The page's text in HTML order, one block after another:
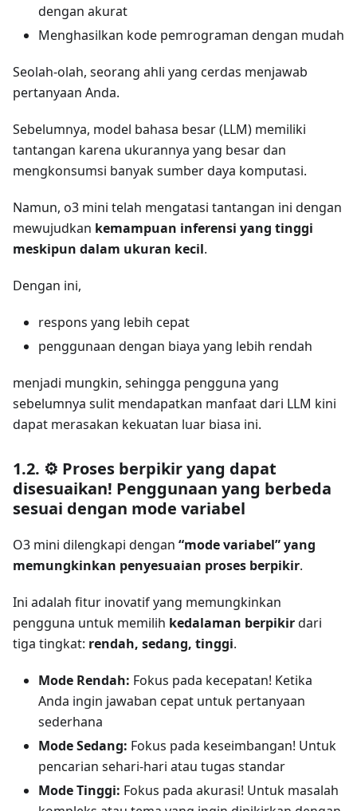
dengan akurat
Menghasilkan kode pemrograman dengan mudah
Seolah-olah, seorang ahli yang cerdas menjawab
pertanyaan Anda.
Sebelumnya, model bahasa besar (LLM) memiliki
tantangan karena ukurannya yang besar dan
mengkonsumsi banyak sumber daya komputasi.
Namun, o3 mini telah mengatasi tantangan ini dengan
mewujudkan kemampuan inferensi yang tinggi
meskipun dalam ukuran kecil.
Dengan ini,
respons yang lebih cepat
penggunaan dengan biaya yang lebih rendah
menjadi mungkin, sehingga pengguna yang
sebelumnya sulit mendapatkan manfaat dari LLM kini
dapat merasakan kekuatan luar biasa ini.
1.2. ⚙️ Proses berpikir yang dapat
disesuaikan! Penggunaan yang berbeda
sesuai dengan mode variabel
O3 mini dilengkapi dengan “mode variabel” yang
memungkinkan penyesuaian proses berpikir.
Ini adalah fitur inovatif yang memungkinkan
pengguna untuk memilih kedalaman berpikirdari
tiga tingkat: rendah, sedang, tinggi.
Mode Rendah: Fokus pada kecepatan! Ketika
Anda ingin jawaban cepat untuk pertanyaan
sederhana
Mode Sedang: Fokus pada keseimbangan! Untuk
pencarian sehari-hari atau tugas standar
Mode Tinggi: Fokus pada akurasi! Untuk masalah